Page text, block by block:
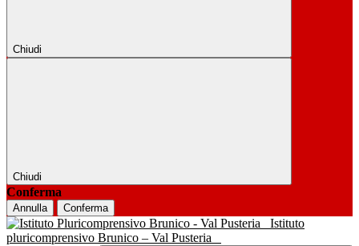
Chiudi
Chiudi
Conferma
Annulla Conferma
Istituto
pluricomprensivo Brunico – Val Pusteria